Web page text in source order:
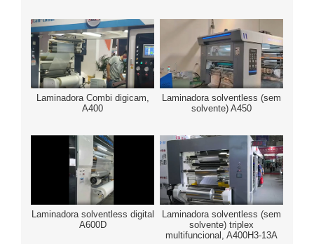
Laminadora Combi digicam,
A400
Laminadora solventless (sem
solvente) A450
Laminadora solventless digital
A600D
Laminadora solventless (sem
solvente) triplex
multifuncional, A400H3-13A